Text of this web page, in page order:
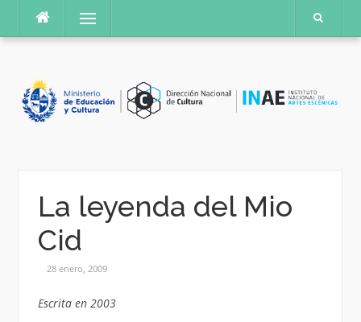
contenido
Menú
La leyenda del Mio
Cid
28 enero, 2009
Escrita en 2003